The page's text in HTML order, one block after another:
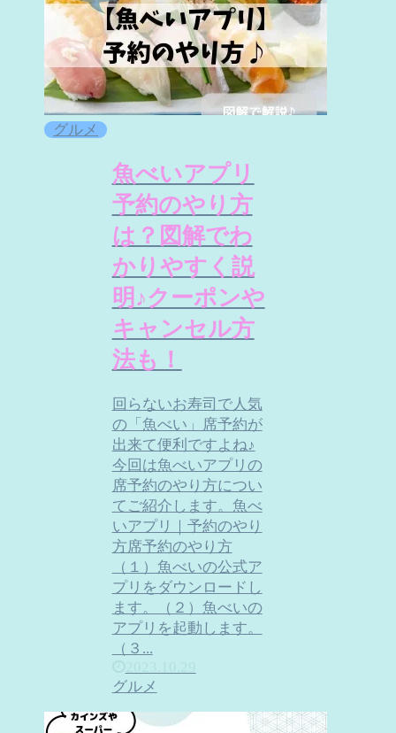
グルメ
魚べいアプリ
予約のやり方
は？図解でわ
かりやすく説
明♪クーポンや
キャンセル方
法も！
回らないお寿司で人気
の「魚べい」席予約が
出来て便利ですよね♪
今回は魚べいアプリの
席予約のやり方につい
てご紹介します。魚べ
いアプリ｜予約のやり
方席予約のやり方
（１）魚べいの公式ア
プリをダウンロードし
ます。（２）魚べいの
アプリを起動します。
（３...
グルメ